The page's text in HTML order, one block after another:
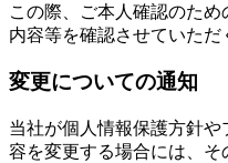
この際、ご本人確認のた
内容等を確認させていただ
変更についての通知
当社が個人情報保護方針
容を変更する場合には、